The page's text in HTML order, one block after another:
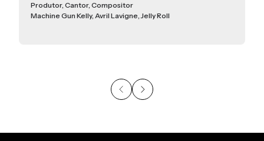
Produtor, Cantor, Compositor
Machine Gun Kelly, Avril Lavigne, Jelly Roll